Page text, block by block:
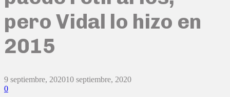
pero Vidal lo hizo en
2015
9 septiembre, 202010 septiembre, 2020
0